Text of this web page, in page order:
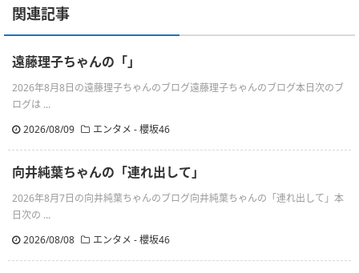
関連記事
遠藤理子ちゃんの「」
2026年8月8日の遠藤理子ちゃんのブログ遠藤理子ちゃんのブログ本日次のブ
ログは ...
2026/08/09
エンタメ - 櫻坂46
向井純葉ちゃんの「連れ出して」
2026年8月7日の向井純葉ちゃんのブログ向井純葉ちゃんの「連れ出して」本
日次の ...
2026/08/08
エンタメ - 櫻坂46